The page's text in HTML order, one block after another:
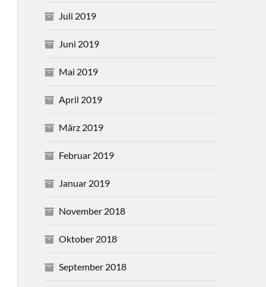
Juli 2019
Juni 2019
Mai 2019
April 2019
März 2019
Februar 2019
Januar 2019
November 2018
Oktober 2018
September 2018